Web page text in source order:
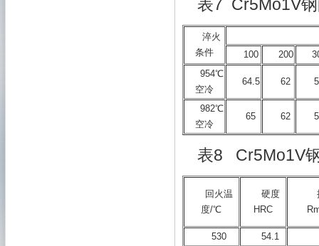
表7 Cr5Mo1V
淬火
条件
100 200
954℃
空冷
64.5 62
982℃
空冷
65 62
表8 Cr5Mo1V
回火温
度/℃
硬度
HRC
530
54.1